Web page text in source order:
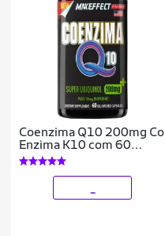
Coenzima Q10 200mg Co
Enzima K10 com 60
cápsulas Maxeffect